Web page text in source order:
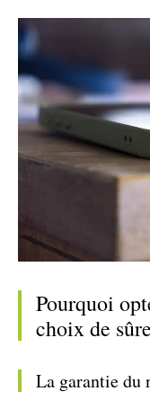
Pourquoi
choix de
La garantie du